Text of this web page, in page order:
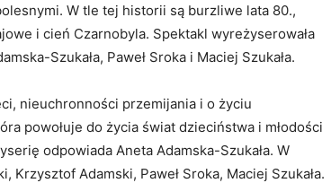
W tle tej historii są burzliwe lata 80.,
i cień Czarnobyla. Spektakl wyreżyserowała
Szukała, Paweł Sroka i Maciej Szukała.
nieuchronności przemijania i o życiu
powołuje do życia świat dzieciństwa i młodości
odpowiada Aneta Adamska-Szukała. W
Krzysztof Adamski, Paweł Sroka, Maciej Szukała.